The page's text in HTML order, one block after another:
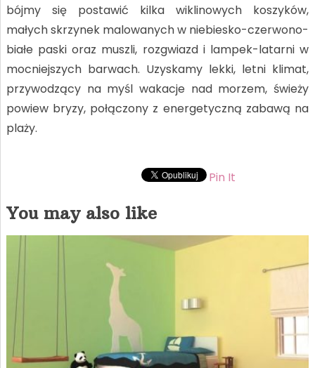
bójmy się postawić kilka wiklinowych koszyków,
małych skrzynek malowanych w niebiesko-czerwono-
białe paski oraz muszli, rozgwiazd i lampek-latarni w
mocniejszych barwach. Uzyskamy lekki, letni klimat,
przywodzący na myśl wakacje nad morzem, świeży
powiew bryzy, połączony z energetyczną zabawą na
plaży.
Pin It
You may also like